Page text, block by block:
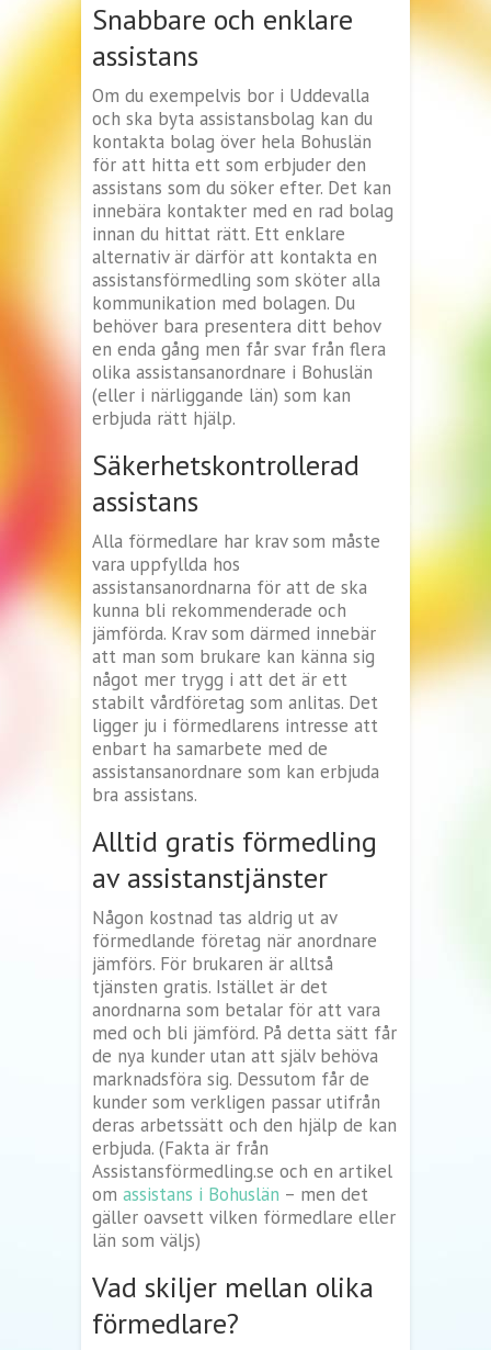
Snabbare och enklare
assistans
Om du exempelvis bor i Uddevalla
och ska byta assistansbolag kan du
kontakta bolag över hela Bohuslän
för att hitta ett som erbjuder den
assistans som du söker efter. Det kan
innebära kontakter med en rad bolag
innan du hittat rätt. Ett enklare
alternativ är därför att kontakta en
assistansförmedling som sköter alla
kommunikation med bolagen. Du
behöver bara presentera ditt behov
en enda gång men får svar från flera
olika assistansanordnare i Bohuslän
(eller i närliggande län) som kan
erbjuda rätt hjälp.
Säkerhetskontrollerad
assistans
Alla förmedlare har krav som måste
vara uppfyllda hos
assistansanordnarna för att de ska
kunna bli rekommenderade och
jämförda. Krav som därmed innebär
att man som brukare kan känna sig
något mer trygg i att det är ett
stabilt vårdföretag som anlitas. Det
ligger ju i förmedlarens intresse att
enbart ha samarbete med de
assistansanordnare som kan erbjuda
bra assistans.
Alltid gratis förmedling
av assistanstjänster
Någon kostnad tas aldrig ut av
förmedlande företag när anordnare
jämförs. För brukaren är alltså
tjänsten gratis. Istället är det
anordnarna som betalar för att vara
med och bli jämförd. På detta sätt får
de nya kunder utan att själv behöva
marknadsföra sig. Dessutom får de
kunder som verkligen passar utifrån
deras arbetssätt och den hjälp de kan
erbjuda. (Fakta är från
Assistansförmedling.se och en artikel
om assistans i Bohuslän – men det
gäller oavsett vilken förmedlare eller
län som väljs)
Vad skiljer mellan olika
förmedlare?